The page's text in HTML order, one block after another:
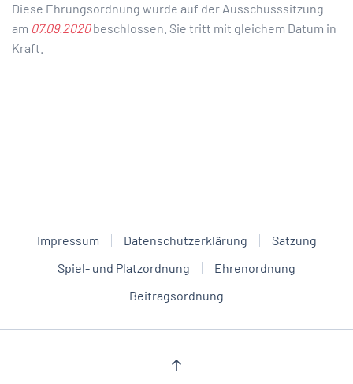
Diese Ehrungsordnung wurde auf der Ausschusssitzung
am 07.09.2020beschlossen. Sie tritt mit gleichem Datum in
Kraft.
Impressum Datenschutzerklärung
Satzung
Spiel- und Platzordnung
Ehrenordnung
Beitragsordnung